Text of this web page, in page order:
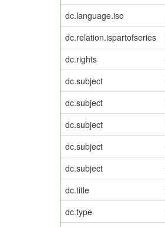
dc.language.iso
dc.relation.ispartofseries
dc.rights
dc.subject
dc.subject
dc.subject
dc.subject
dc.subject
dc.title
dc.type